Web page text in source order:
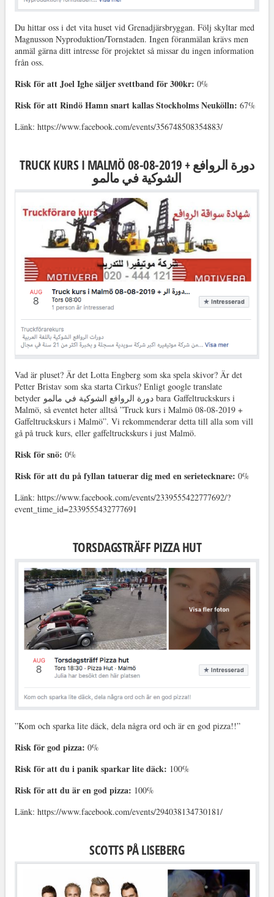
Du hittar oss i det vita huset vid Grenadjärsbryggan. Följ skyltar med
Magnusson Nyproduktion/Tornstaden. Ingen föranmälan krävs men
anmäl gärna ditt intresse för projektet så missar du ingen information
från oss.
Risk för att Joel Ighe säljer svettband för 300kr: 0%
Risk för att Rindö Hamn snart kallas Stockholms Neukölln: 67%
Länk: https://www.facebook.com/events/356748508354883/
TRUCK KURS I MALMÖ 08-08-2019 + دورة الروافع
الشوكية في مالمو
Vad är pluset? Är det Lotta Engberg som ska spela skivor? Är det
Petter Bristav som ska starta Cirkus? Enligt google translate
betyder دورة الروافع الشوكية في مالمو bara Gaffeltruckskurs i
Malmö, så eventet heter alltså ”Truck kurs i Malmö 08-08-2019 +
Gaffeltruckskurs i Malmö”. Vi rekommenderar detta till alla som vill
gå på truck kurs, eller gaffeltruckskurs i just Malmö.
Risk för snö: 0%
Risk för att du på fyllan tatuerar dig med en serietecknare: 0%
Länk: https://www.facebook.com/events/2339555422777692/?
event_time_id=2339555432777691
TORSDAGSTRÄFF PIZZA HUT
”Kom och sparka lite däck, dela några ord och är en god pizza!!”
Risk för god pizza: 0%
Risk för att du i panik sparkar lite däck: 100%
Risk för att du är en god pizza: 100%
Länk: https://www.facebook.com/events/294038134730181/
SCOTTS PÅ LISEBERG